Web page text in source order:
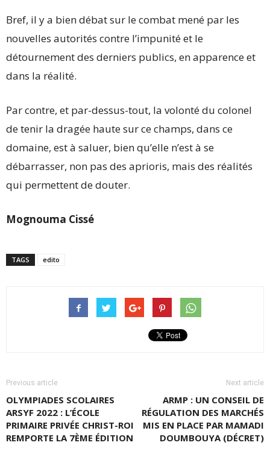
Bref, il y a bien débat sur le combat mené par les
nouvelles autorités contre l’impunité et le
détournement des derniers publics, en apparence et
dans la réalité.
Par contre, et par-dessus-tout, la volonté du colonel
de tenir la dragée haute sur ce champs, dans ce
domaine, est à saluer, bien qu’elle n’est à se
débarrasser, non pas des aprioris, mais des réalités
qui permettent de douter.
Mognouma Cissé
TAGS edito
Previous article
OLYMPIADES SCOLAIRES
ARSYF 2022 : L’ÉCOLE
PRIMAIRE PRIVÉE CHRIST-ROI
REMPORTE LA 7ÈME ÉDITION
Next article
ARMP : UN CONSEIL DE
RÉGULATION DES MARCHÉS
MIS EN PLACE PAR MAMADI
DOUMBOUYA (DÉCRET)